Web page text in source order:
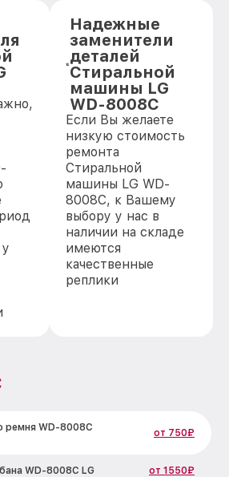
Надежные
заменители
деталей
Стиральной
машины LG
WD-8008C
Если Вы желаете
низкую стоимость
ремонта
Стиральной
машины LG WD-
8008C, к Вашему
выбору у нас в
наличии на складе
имеются
качественные
реплики
ремня WD-8008C
от 750₽
WD-8008C LG от 1550₽